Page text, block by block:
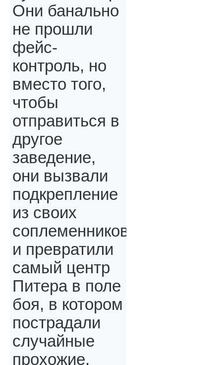
Они банально
не прошли
фейс-
контроль, но
вместо того,
чтобы
отправиться в
другое
заведение,
они вызвали
подкрепление
из своих
соплеменников
и превратили
самый центр
Питера в поле
боя, в котором
пострадали
случайные
прохожие.